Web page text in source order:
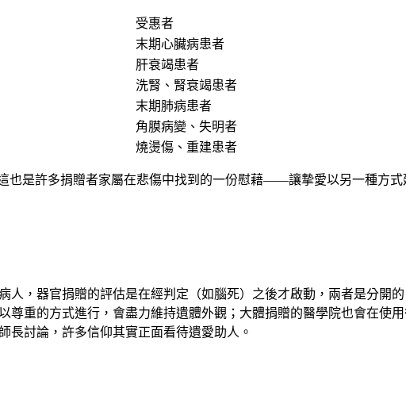
受惠者
末期心臟病患者
肝衰竭患者
洗腎、腎衰竭患者
末期肺病患者
角膜病變、失明者
燒燙傷、重建患者
也是許多捐贈者家屬在悲傷中找到的一份慰藉——讓摯愛以另一種方
人，器官捐贈的評估是在經判定（如腦死）之後才啟動，兩者是分開的
尊重的方式進行，會盡力維持遺體外觀；大體捐贈的醫學院也會在使
長討論，許多信仰其實正面看待遺愛助人。